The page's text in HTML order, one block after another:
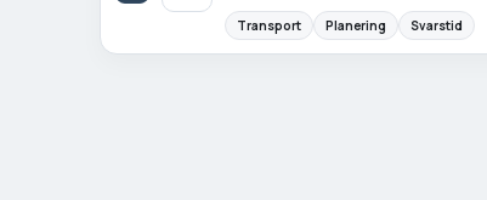
Transport Planering Svarstid